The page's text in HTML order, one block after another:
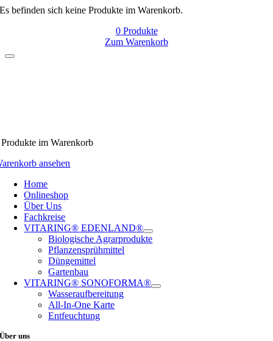
Es befinden sich keine Produkte im Warenkorb.
0Produkte
Zum Warenkorb
im Warenkorb
ansehen
Home
Onlineshop
Über Uns
Fachkreise
VITARING® EDENLAND®
Biologische Agrarprodukte
Pflanzensprühmittel
Düngemittel
Gartenbau
VITARING® SONOFORMA®
Wasseraufbereitung
All-In-One Karte
Entfeuchtung
Über uns